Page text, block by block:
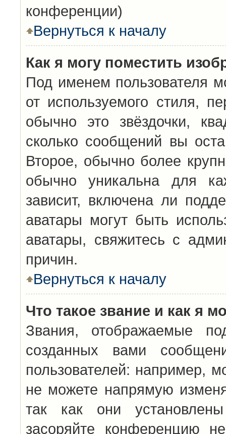
конференции)
Вернуться к началу
Как я могу поместить
Под именем пользователя
от используемого стиля,
обычно это звёздочки,
сколько сообщений вы
Второе, обычно более
обычно уникальна для
зависит, включена ли
аватары могут быть
аватары, свяжитесь с
причин.
Вернуться к началу
Что такое звание и как я
Звания, отображаемые
созданных вами
пользователей: например,
не можете напрямую
так как они
засоряйте конференцию